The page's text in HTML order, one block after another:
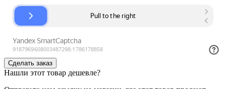
Нашли этот товар дешевле?